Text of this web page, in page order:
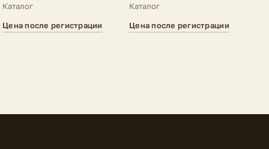
A62
Каталог
Цена после регистрации
Каталог
Цена после регистрации